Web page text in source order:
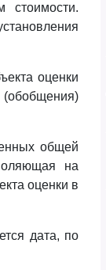
стоимости.
оценки
(обобщения)
общей
на
оценки в
дата, по